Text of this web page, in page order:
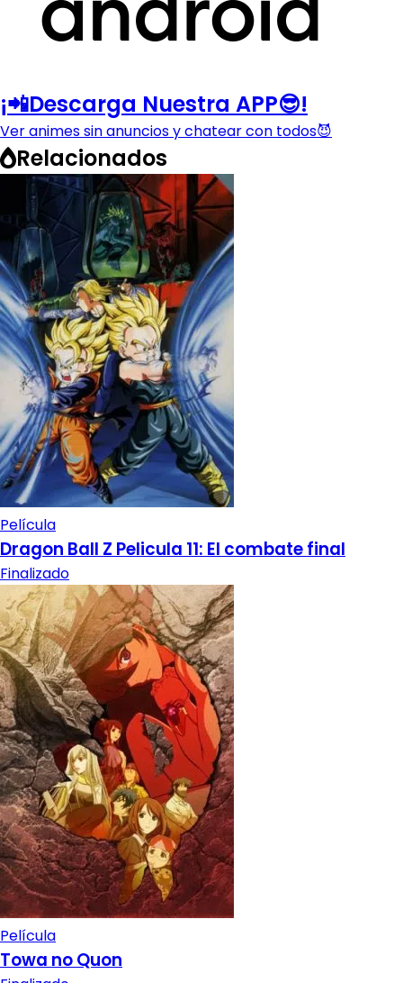
¡📲Descarga Nuestra APP😎!
Ver animes sin anuncios y chatear con todos😈
Relacionados
Película
Dragon Ball Z Pelicula 11: El combate final
Finalizado
Película
Towa no Quon